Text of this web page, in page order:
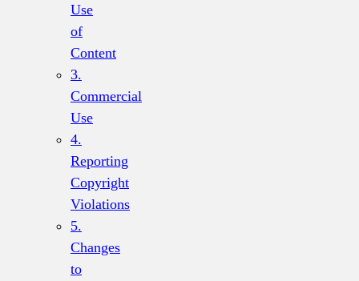
Use
of
Content
3.
Commercial
Use
4.
Reporting
Copyright
Violations
5.
Changes
to